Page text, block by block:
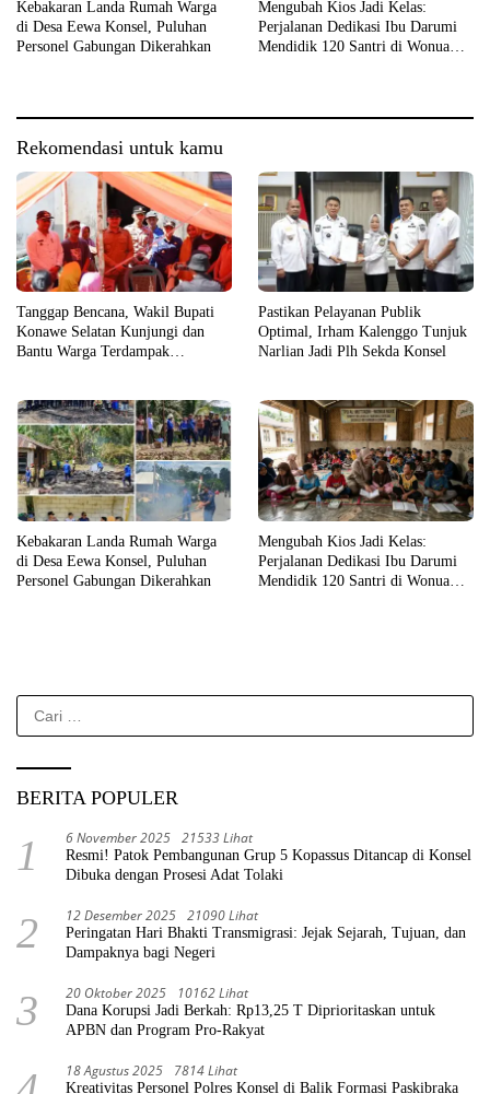
Kebakaran Landa Rumah Warga
di Desa Eewa Konsel, Puluhan
Personel Gabungan Dikerahkan
Mengubah Kios Jadi Kelas:
Perjalanan Dedikasi Ibu Darumi
Mendidik 120 Santri di Wonua
Rekomendasi untuk kamu
Tanggap Bencana, Wakil Bupati
Konawe Selatan Kunjungi dan
Bantu Warga Terdampak
Pastikan Pelayanan Publik
Optimal, Irham Kalenggo Tunjuk
Narlian Jadi Plh Sekda Konsel
Kebakaran Landa Rumah Warga
di Desa Eewa Konsel, Puluhan
Personel Gabungan Dikerahkan
Mengubah Kios Jadi Kelas:
Perjalanan Dedikasi Ibu Darumi
Mendidik 120 Santri di Wonua
Cari
untuk:
BERITA POPULER
1 6 November 2025 21533 Lihat
Resmi! Patok Pembangunan Grup 5 Kopassus Ditancap di Konsel
Dibuka dengan Prosesi Adat Tolaki
2 12 Desember 2025 21090 Lihat
Peringatan Hari Bhakti Transmigrasi: Jejak Sejarah, Tujuan, dan
Dampaknya bagi Negeri
3 20 Oktober 2025 10162 Lihat
Dana Korupsi Jadi Berkah: Rp13,25 T Diprioritaskan untuk
APBN dan Program Pro-Rakyat
18 Agustus 2025 7814 Lihat
Kreativitas Personel Polres Konsel di Balik Formasi Paskibraka